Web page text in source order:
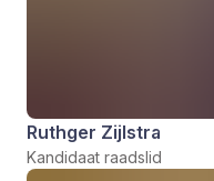
Ruthger Zijlstra
Kandidaat raadslid